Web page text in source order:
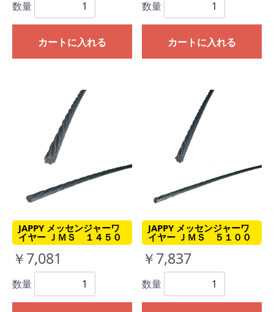
数量
カートに入れる
数量
カートに入れる
JAPPY メッセンジャーワ
イヤー ＪＭＳ １４５０
￥7,081
数量
JAPPY メッセンジャーワ
イヤー ＪＭＳ ５１００
￥7,837
数量